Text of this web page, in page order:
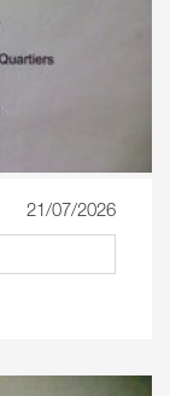
21/07/2026